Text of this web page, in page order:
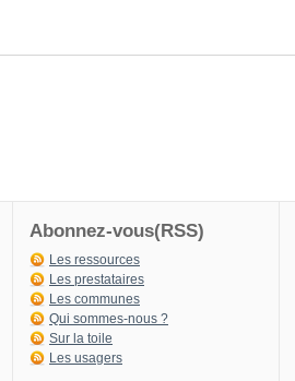
Abonnez-vous(RSS)
Les ressources
Les prestataires
Les communes
Qui sommes-nous ?
Sur la toile
Les usagers